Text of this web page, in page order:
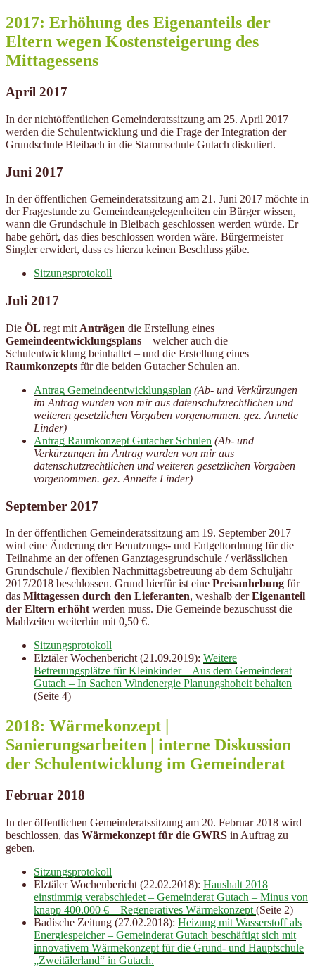
2017: Erhöhung des Eigenanteils der
Eltern wegen Kostensteigerung des
Mittagessens
April 2017
In der nichtöffentlichen Gemeinderatssitzung am 25. April 2017
werden die Schulentwicklung und die Frage der Integration der
Grundschule Bleibach in die Stammschule Gutach diskutiert.
Juni 2017
In der öffentlichen Gemeinderatssitzung am 21. Juni 2017 möchte in
der Fragestunde zu Gemeindeangelegenheiten ein Bürger wissen,
wann die Grundschule in Bleibach geschlossen werden würde. Er
habe gehört, das dies beschlossen worden wäre. Bürgermeister
Singler erwidert, dass es hierzu keinen Beschluss gäbe.
Sitzungsprotokoll
Juli 2017
Die ÖL regt mit Anträgen die Erstellung eines
Gemeindeentwicklungsplans – welcher auch die
Schulentwicklung beinhaltet – und die Erstellung eines
Raumkonzepts für die beiden Gutacher Schulen an.
Antrag Gemeindeentwicklungsplan (Ab- und Verkürzungen
im Antrag wurden von mir aus datenschutzrechtlichen und
weiteren gesetzlichen Vorgaben vorgenommen. gez. Annette
Linder)
Antrag Raumkonzept Gutacher Schulen (Ab- und
Verkürzungen im Antrag wurden von mir aus
datenschutzrechtlichen und weiteren gesetzlichen Vorgaben
vorgenommen. gez. Annette Linder)
September 2017
In der öffentlichen Gemeinderatssitzung am 19. September 2017
wird eine Änderung der Benutzungs- und Entgeltordnung für die
Teilnahme an der offenen Ganztagesgrundschule / verlässlichen
Grundschule / flexiblen Nachmittagsbetreuung ab dem Schuljahr
2017/2018 beschlossen. Grund hierfür ist eine Preisanhebung für
das Mittagessen durch den Lieferanten, weshalb derEigenanteil
der Eltern erhöht werden muss. Die Gemeinde bezuschusst die
Mahlzeiten weiterhin mit 0,50 €.
Sitzungsprotokoll
Elztäler Wochenbericht (21.09.2019): Weitere
Betreuungsplätze für Kleinkinder – Aus dem Gemeinderat
Gutach – In Sachen Windenergie Planungshoheit behalten
(Seite 4)
2018: Wärmekonzept |
Sanierungsarbeiten | interne Diskussion
der Schulentwicklung im Gemeinderat
Februar 2018
In der öffentlichen Gemeinderatssitzung am 20. Februar 2018 wird
beschlossen, das Wärmekonzept für die GWRS in Auftrag zu
geben.
Sitzungsprotokoll
Elztäler Wochenbericht (22.02.2018): Haushalt 2018
einstimmig verabschiedet – Gemeinderat Gutach – Minus von
knapp 400.000 € – Regeneratives Wärmekonzept (Seite 2)
Badische Zeitung (27.02.2018): Heizung mit Wasserstoff als
Energiespeicher – Gemeinderat Gutach beschäftigt sich mit
innovativem Wärmekonzept für die Grund- und Hauptschule
„Zweitälerland“ in Gutach.